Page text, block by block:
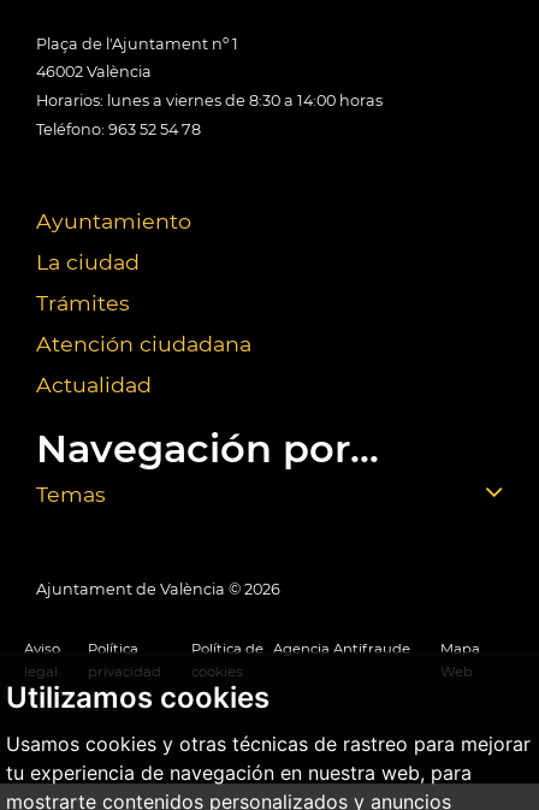
Utilizamos cookies
Usamos cookies y otras técnicas de rastreo para mejorar
tu experiencia de navegación en nuestra web, para
mostrarte contenidos personalizados y anuncios
Plaça de l'Ajuntament nº 1
46002 València
Horarios: lunes a viernes de 8:30 a 14:00 horas
Teléfono: 963 52 54 78
Ayuntamiento
La ciudad
Trámites
Atención ciudadana
Actualidad
Navegación por...
Temas
Ajuntament de València © 2026
Aviso
legal
Política
privacidad
Política de
cookies
Agencia Antifraude
Mapa
Web